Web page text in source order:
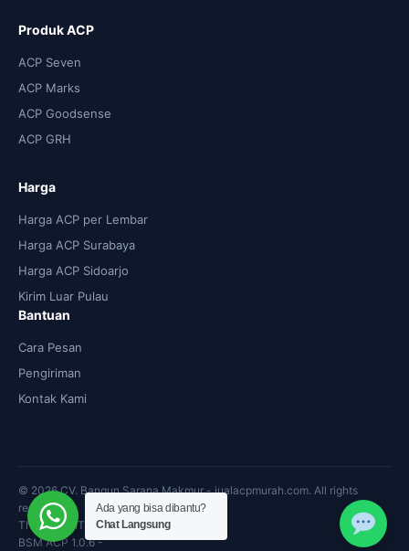
Produk ACP
ACP Seven
ACP Marks
ACP Goodsense
ACP GRH
Harga
Harga ACP per Lembar
Harga ACP Surabaya
Harga ACP Sidoarjo
Kirim Luar Pulau
Bantuan
Cara Pesan
Pengiriman
Kontak Kami
© 2026 CV. Bangun Sarana Makmur - jualacpmurah.com. All rights
reserved.
Theme: by IT Support
BSM ACP 1.0.6 -
Ada yang bisa dibantu?
Chat Langsung